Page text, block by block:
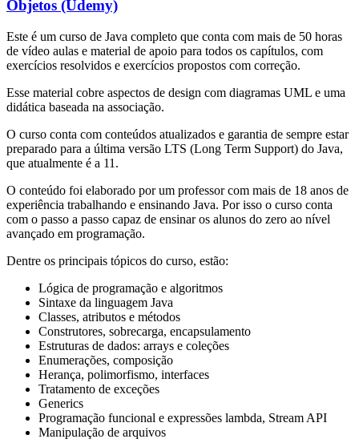
Objetos (Udemy)
Este é um curso de Java completo que conta com mais de 50 horas
de vídeo aulas e material de apoio para todos os capítulos, com
exercícios resolvidos e exercícios propostos com correção.
Esse material cobre aspectos de design com diagramas UML e uma
didática baseada na associação.
O curso conta com conteúdos atualizados e garantia de sempre estar
preparado para a última versão LTS (Long Term Support) do Java,
que atualmente é a 11.
O conteúdo foi elaborado por um professor com mais de 18 anos de
experiência trabalhando e ensinando Java. Por isso o curso conta
com o passo a passo capaz de ensinar os alunos do zero ao nível
avançado em programação.
Dentre os principais tópicos do curso, estão:
Lógica de programação e algoritmos
Sintaxe da linguagem Java
Classes, atributos e métodos
Construtores, sobrecarga, encapsulamento
Estruturas de dados: arrays e coleções
Enumerações, composição
Herança, polimorfismo, interfaces
Tratamento de exceções
Generics
Programação funcional e expressões lambda, Stream API
Manipulação de arquivos